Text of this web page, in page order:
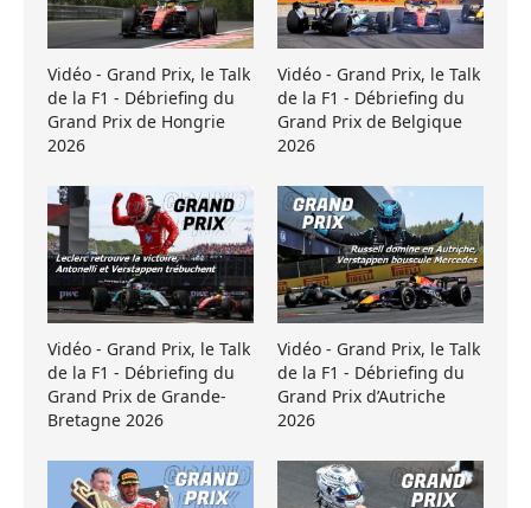
Vidéo - Grand Prix, le Talk
de la F1 - Débriefing du
Grand Prix de Hongrie
2026
Vidéo - Grand Prix, le Talk
de la F1 - Débriefing du
Grand Prix de Belgique
2026
Vidéo - Grand Prix, le Talk
de la F1 - Débriefing du
Grand Prix de Grande-
Bretagne 2026
Vidéo - Grand Prix, le Talk
de la F1 - Débriefing du
Grand Prix d’Autriche
2026